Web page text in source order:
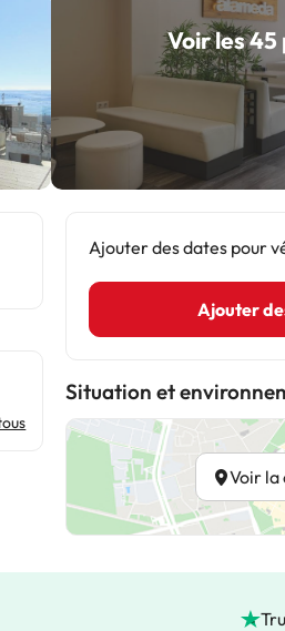
Voir les
Ajouter des dates pour
Ajouter
Situation et
Voir la